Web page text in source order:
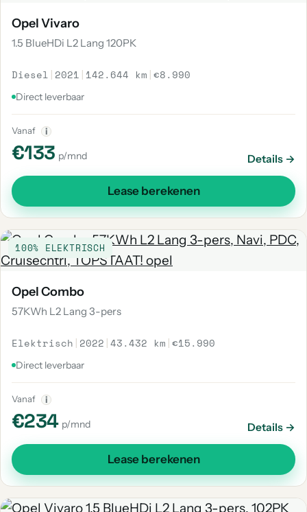
Opel Vivaro
1.5 BlueHDi L2 Lang 120PK
Diesel | 2021 | 142.644 km |€8.990
Direct leverbaar
Vanaf i
€133 p/mnd Details →
Lease berekenen
100% ELEKTRISCH
Opel Combo
57KWh L2 Lang 3-pers
Elektrisch | 2022 |43.432 km |€15.990
Direct leverbaar
Vanaf i
€234 p/mnd Details →
Lease berekenen